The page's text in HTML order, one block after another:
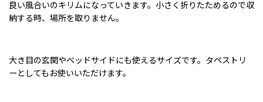
良い風合いのキリムになっていきます。小さく折りたためるので収
納する時、場所を取りません。
大き目の玄関やベッドサイドにも使えるサイズです。タペストリ
ーとしてもお使いいただけます。